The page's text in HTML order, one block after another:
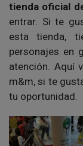
tienda oficial
entrar. Si te
esta tienda,
personajes en
atención. Aquí
m&m, si te
tu oportunidad.